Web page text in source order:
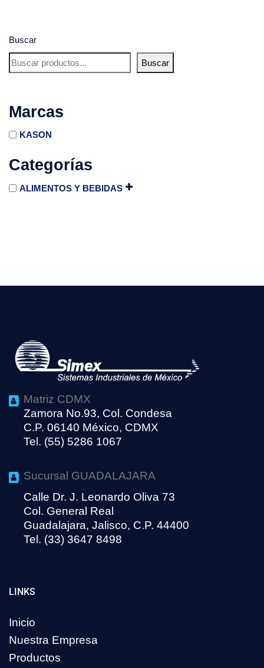
Buscar
Buscar
Marcas
KASON
Categorías
ALIMENTOS Y BEBIDAS
Matriz CDMX
Zamora No.93, Col. Condesa
C.P. 06140 México, CDMX
Tel. (55) 5286 1067
Sucursal GUADALAJARA
Calle Dr. J. Leonardo Oliva 73
Col. General Real
Guadalajara, Jalisco, C.P. 44400
Tel. (33) 3647 8498
LINKS
Inicio
Nuestra Empresa
Productos